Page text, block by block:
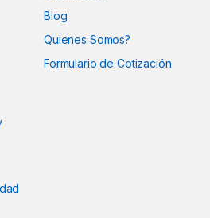
Blog
Quienes Somos?
Formulario de Cotización